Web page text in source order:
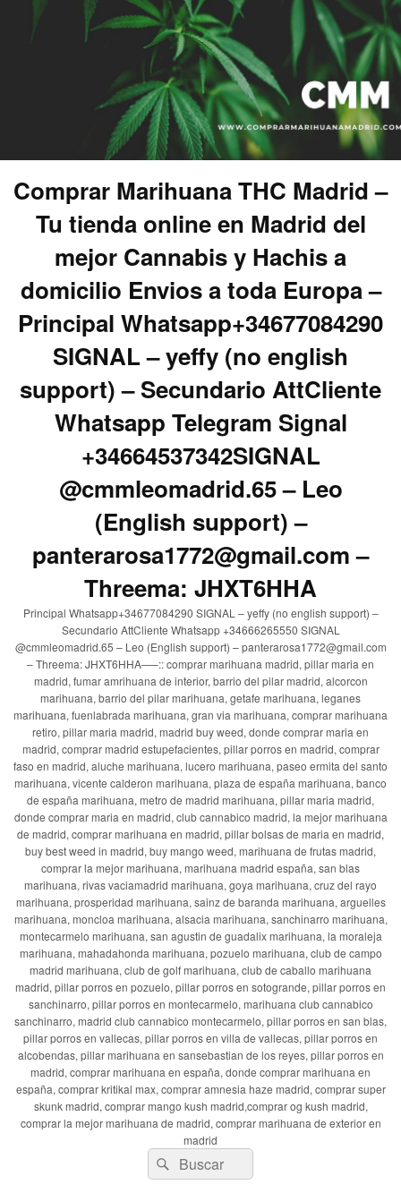
Comprar Marihuana THC Madrid –
Tu tienda online en Madrid del
mejor Cannabis y Hachis a
domicilio Envios a toda Europa –
Principal Whatsapp+34677084290
SIGNAL – yeffy (no english
support) – Secundario AttCliente
Whatsapp Telegram Signal
+34664537342SIGNAL
@cmmleomadrid.65 – Leo
(English support) –
panterarosa1772@gmail.com –
Threema: JHXT6HHA
Principal Whatsapp+34677084290 SIGNAL – yeffy (no english support) –
Secundario AttCliente Whatsapp +34666265550 SIGNAL
@cmmleomadrid.65 – Leo (English support) – panterarosa1772@gmail.com
– Threema: JHXT6HHA—–:: comprar marihuana madrid, pillar maria en
madrid, fumar amrihuana de interior, barrio del pilar madrid, alcorcon
marihuana, barrio del pilar marihuana, getafe marihuana, leganes
marihuana, fuenlabrada marihuana, gran via marihuana, comprar marihuana
retiro, pillar maria madrid, madrid buy weed, donde comprar maria en
madrid, comprar madrid estupefacientes, pillar porros en madrid, comprar
faso en madrid, aluche marihuana, lucero marihuana, paseo ermita del santo
marihuana, vicente calderon marihuana, plaza de españa marihuana, banco
de españa marihuana, metro de madrid marihuana, pillar maria madrid,
donde comprar maria en madrid, club cannabico madrid, la mejor marihuana
de madrid, comprar marihuana en madrid, pillar bolsas de maria en madrid,
buy best weed in madrid, buy mango weed, marihuana de frutas madrid,
comprar la mejor marihuana, marihuana madrid españa, san blas
marihuana, rivas vaciamadrid marihuana, goya marihuana, cruz del rayo
marihuana, prosperidad marihuana, sainz de baranda marihuana, arguelles
marihuana, moncloa marihuana, alsacia marihuana, sanchinarro marihuana,
montecarmelo marihuana, san agustin de guadalix marihuana, la moraleja
marihuana, mahadahonda marihuana, pozuelo marihuana, club de campo
madrid marihuana, club de golf marihuana, club de caballo marihuana
madrid, pillar porros en pozuelo, pillar porros en sotogrande, pillar porros en
sanchinarro, pillar porros en montecarmelo, marihuana club cannabico
sanchinarro, madrid club cannabico montecarmelo, pillar porros en san blas,
pillar porros en vallecas, pillar porros en villa de vallecas, pillar porros en
alcobendas, pillar marihuana en sansebastian de los reyes, pillar porros en
madrid, comprar marihuana en españa, donde comprar marihuana en
españa, comprar kritikal max, comprar amnesia haze madrid, comprar super
skunk madrid, comprar mango kush madrid,comprar og kush madrid,
comprar la mejor marihuana de madrid, comprar marihuana de exterior en
madrid
Buscar
por:
Buscar